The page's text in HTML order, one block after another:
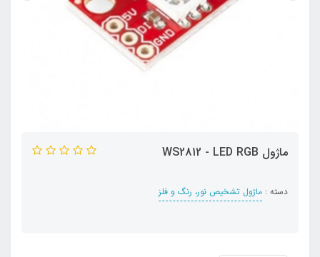
ماژول WS2812 - LED RGB
دسته : ماژول تشخیص نور، رنگ و فلز